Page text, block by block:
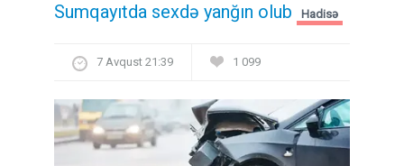
Sumqayıtda sexdə yanğın olub Hadisə
7 Avqust 21:39 1 099